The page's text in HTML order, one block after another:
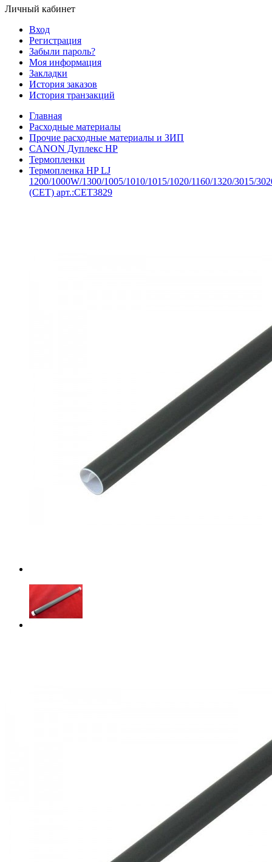
Личный кабинет
Вход
Регистрация
Забыли пароль?
Моя информация
Закладки
История заказов
История транзакций
Главная
Расходные материалы
Прочие расходные материалы и ЗИП
CANON Дуплекс HP
Термопленки
Термопленка HP LJ
1200/1000W/1300/1005/1010/1015/1020/1160/1320/3015/
(CET) арт.:CET3829